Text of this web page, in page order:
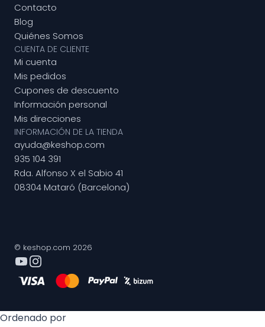
Contacto
Blog
Quiénes Somos
CUENTA DE CLIENTE
Mi cuenta
Mis pedidos
Cupones de descuento
Información personal
Mis direcciones
INFORMACIÓN DE LA TIENDA
ayuda@keshop.com
935 104 391
Rda. Alfonso X el Sabio 41
08304 Mataró (Barcelona)
© keshop.com 2026
Ordenado por